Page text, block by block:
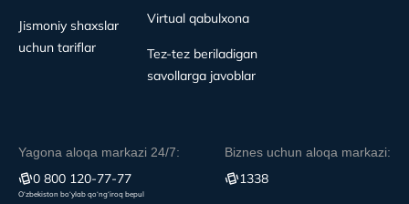
Jismoniy shaxslar
uchun tariflar
Virtual qabulxona
Tez-tez beriladigan
savollarga javoblar
Yagona aloqa markazi 24/7:
0 800 120-77-77
O‘zbekiston bo‘ylab qo‘ng‘iroq bepul
Biznes uchun aloqa markazi:
1338